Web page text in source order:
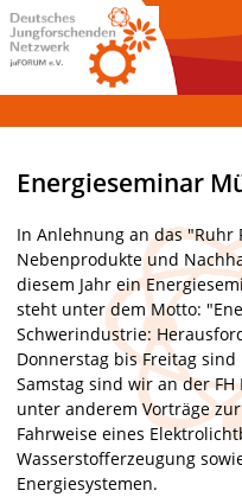
Energieseminar
In Anlehnung an das "Ruhr
Nebenprodukte und
diesem Jahr ein
steht unter dem Motto:
Schwerindustrie:
Donnerstag bis Freitag
Samstag sind wir an der
unter anderem Vorträge
Fahrweise eines
Wasserstofferzeugung
Energiesystemen.